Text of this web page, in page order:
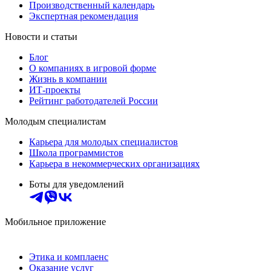
Производственный календарь
Экспертная рекомендация
Новости и статьи
Блог
О компаниях в игровой форме
Жизнь в компании
ИТ-проекты
Рейтинг работодателей России
Молодым специалистам
Карьера для молодых специалистов
Школа программистов
Карьера в некоммерческих организациях
Боты для уведомлений
Мобильное приложение
Этика и комплаенс
Оказание услуг